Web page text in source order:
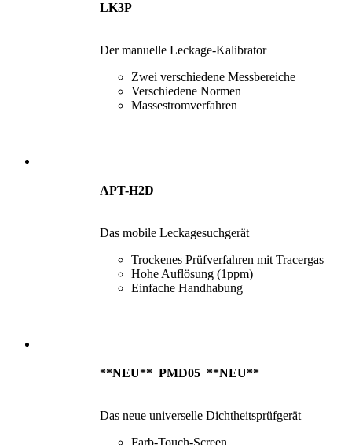
LK3P
Der manuelle Leckage-Kalibrator
Zwei verschiedene Messbereiche
Verschiedene Normen
Massestromverfahren
APT-H2D
Das mobile Leckagesuchgerät
Trockenes Prüfverfahren mit Tracergas
Hohe Auflösung (1ppm)
Einfache Handhabung
**NEU** PMD05 **NEU**
Das neue universelle Dichtheitsprüfgerät
Farb-Touch-Screen